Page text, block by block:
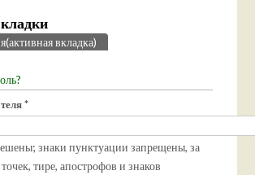
(активная вкладка)
*
знаки пунктуации запрещены, за
тире, апострофов и знаков